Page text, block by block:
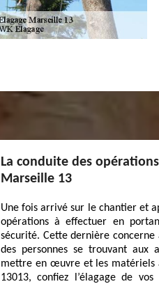
La conduite des
Marseille 13
Une fois arrivé sur le chantier et
opérations à effectuer en
sécurité. Cette dernière
des personnes se trouvant aux
mettre en œuvre et les matériels
13013, confiez l’élagage de